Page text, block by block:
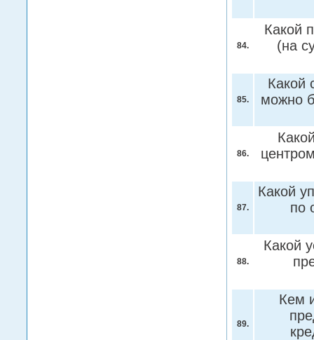
84.
Какой
(на
85.
Какой
можно
86.
87.
Какой
по
88.
Какой
89.
Кем